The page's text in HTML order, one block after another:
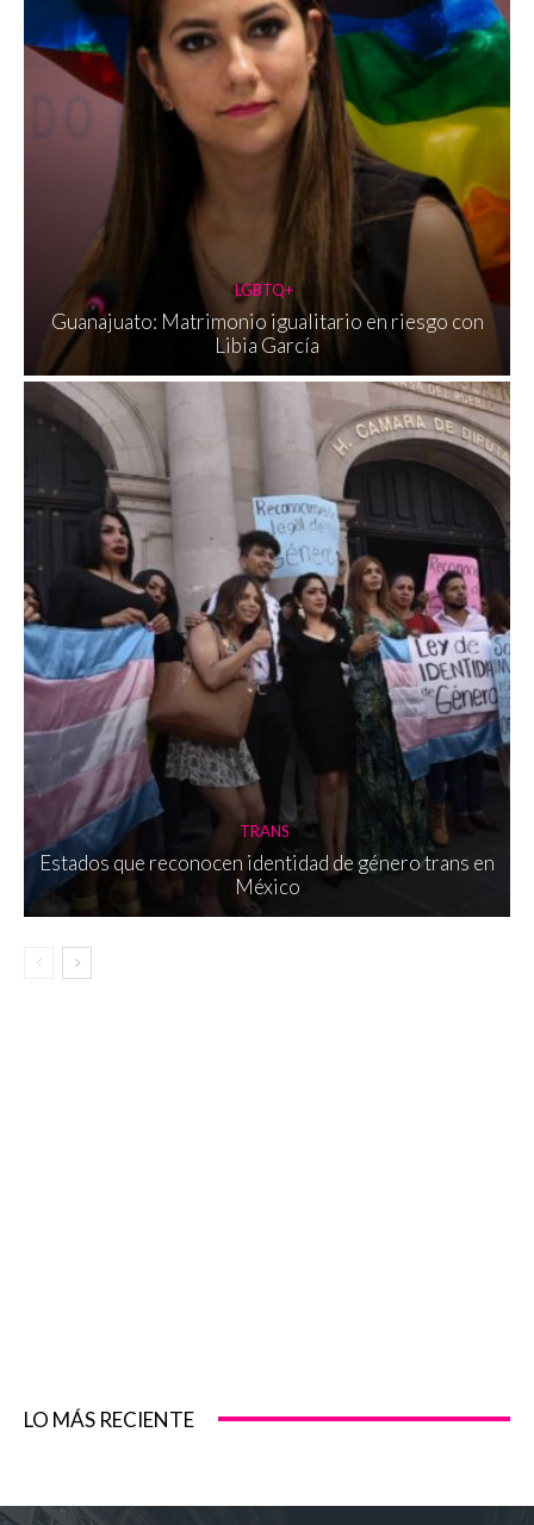
LGBTQ+
Guanajuato: Matrimonio igualitario en riesgo con
Libia García
TRANS
Estados que reconocen identidad de género trans en
México
LO MÁS RECIENTE